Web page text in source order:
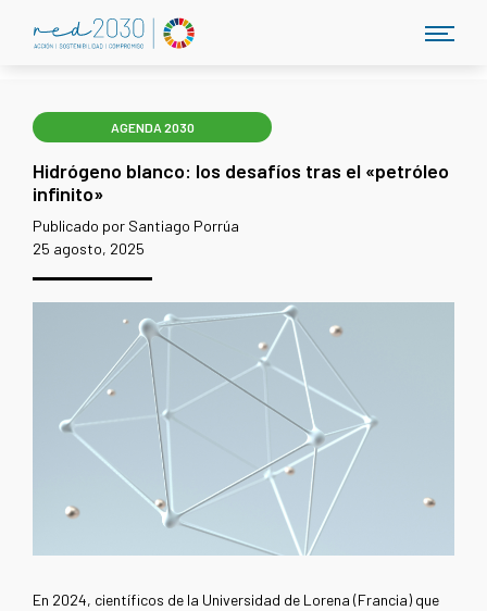
AGENDA 2030
Hidrógeno blanco: los desafíos tras el «petróleo
infinito»
Publicado por Santiago Porrúa
25 agosto, 2025
En 2024, científicos de la Universidad de Lorena (Francia) que